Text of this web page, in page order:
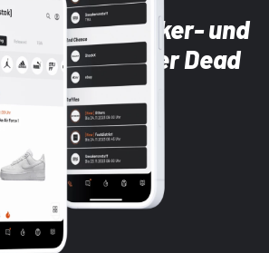
Sneaker- und
Brands mit der Dead